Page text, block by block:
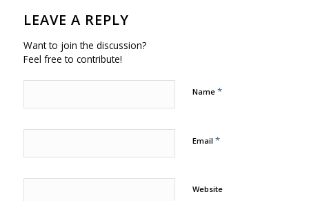
LEAVE A REPLY
Want to join the discussion?
Feel free to contribute!
Name *
Email *
Website